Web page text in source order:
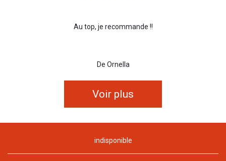
Au top, je recommande !!
De Ornella
Voir plus
indisponible